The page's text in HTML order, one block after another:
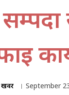
खवर September